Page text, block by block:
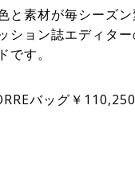
と素材が毎シーズ
ション誌エディタ
です。
バッグ￥110,250